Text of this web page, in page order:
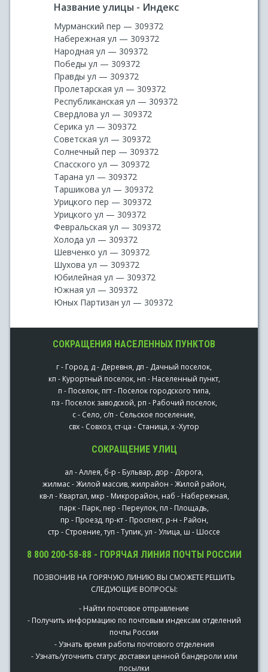
Название улицы - Индекс
Мурманский пер — 309372
Набережная ул — 309372
Народная ул — 309372
Победы ул — 309372
Правды ул — 309372
Пролетарская ул — 309372
Республиканская ул — 309372
Свердлова ул — 309372
Серика ул — 309372
Советская ул — 309372
Солнечный пер — 309372
Спасского ул — 309372
Тарана ул — 309372
Таршикова ул — 309372
Урицкого пер — 309372
Урицкого ул — 309372
Февральская ул — 309372
Холода ул — 309372
Шевченко ул — 309372
Шухова ул — 309372
Юбилейная ул — 309372
Южная ул — 309372
Юных Партизан ул — 309372
СОКРАЩЕНИЯ НАСЕЛЕННЫХ ПУНКТОВ
г - Город, д - Деревня, дп - Дачный поселок,
кп - Курортный поселок, нп - Населенный пункт,
п - Поселок, пгт - Поселок городского типа,
пз - Поселок заводской, рп - Рабочий поселок,
с - Село, с/п - Сельское поселение,
свх - Совхоз, ст-ца - Станица, х -Хутор
СОКРАЩЕНИЕ УЛИЦ
ал - Аллея, б-р - Бульвар, дор - Дорога,
жилмас - Жилой массив, жилрайон - Жилой район,
кв-л - Квартал, мкр - Микрорайон, наб - Набережная,
парк - Парк, пер - Переулок, пл - Площадь,
пр - Проезд, пр-кт - Проспект, р-н - Район,
стр - Строение, туп - Тупик, ул - Улица, ш - Шоссе
8 800 200-58-88 - ГОРЯЧАЯ ЛИНИЯ ПОЧТЫ РОССИИ
ПОЗВОНИВ НА ГОРЯЧУЮ ЛИНИЮ ВЫ СМОЖЕТЕ РЕШИТЬ
СЛЕДУЮЩИЕ ВОПРОСЫ:
- Найти почтовое отправление
- Получить информацию по почтовым индексам отделений
почты России
- Узнать время работы почтового отделения
- Узнать/уточнить статус доставки ценной бандероли или
посылки